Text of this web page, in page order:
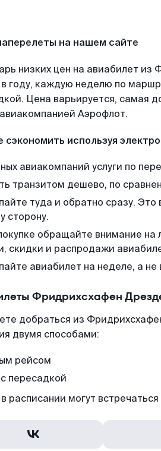
на нашем сайте
низких цен на авиабилет
году, каждую неделю по
Цена варьируется, самая
Аэрофлот.
сэкономить используя
авиакомпаний услуги по
транзитом дешево, по
туда и обратно сразу.
сторону.
обращайте внимание
скидки и распродажи
авиабилет на неделе, а не
Фридрихсхафен
добраться из
двумя способами:
рейсом
пересадкой
расписании могут